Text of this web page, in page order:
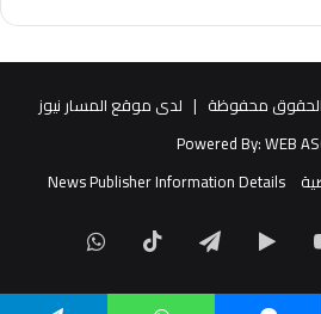
لدى موقع المسار نيوز
Powered By:WEB
News Publisher Information Details
يوتيوب‏Google
Play
تيلقرام TikTokواتساب